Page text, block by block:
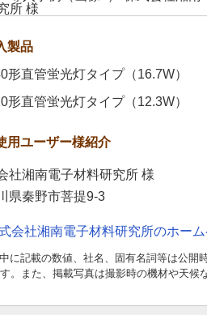
製品
形直管蛍光灯タイプ（16.7W）
形直管蛍光灯タイプ（12.3W）
用ユーザー様紹介
社湘南電子材料研究所 様
県秦野市菩提9-3
会社湘南電子材料研究所のホー
に記載の数値、社名、固有名詞等は公
。また、掲載写真は撮影時の機材や天候